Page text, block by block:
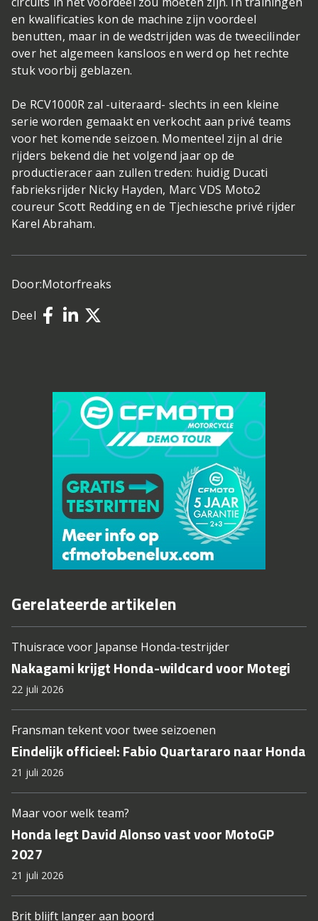
en kwalificaties kon de machine zijn voordeel
benutten, maar in de wedstrijden was de tweecilinder
over het algemeen kansloos en werd op het rechte
stuk voorbij geblazen.
De RCV1000R zal -uiteraard- slechts in een kleine
serie worden gemaakt en verkocht aan privé teams
voor het komende seizoen. Momenteel zijn al drie
rijders bekend die het volgend jaar op de
productieracer aan zullen treden: huidig Ducati
fabrieksrijder Nicky Hayden, Marc VDS Moto2
coureur Scott Redding en de Tjechiesche privé rijder
Karel Abraham.
Door:Motorfreaks
Deel
Gerelateerde artikelen
Thuisrace voor Japanse Honda-testrijder
Nakagami krijgt Honda-wildcard voor Motegi
22 juli 2026
Fransman tekent voor twee seizoenen
Eindelijk officieel: Fabio Quartararo naar Honda
21 juli 2026
Maar voor welk team?
Honda legt David Alonso vast voor MotoGP
2027
21 juli 2026
Brit blijft langer aan boord